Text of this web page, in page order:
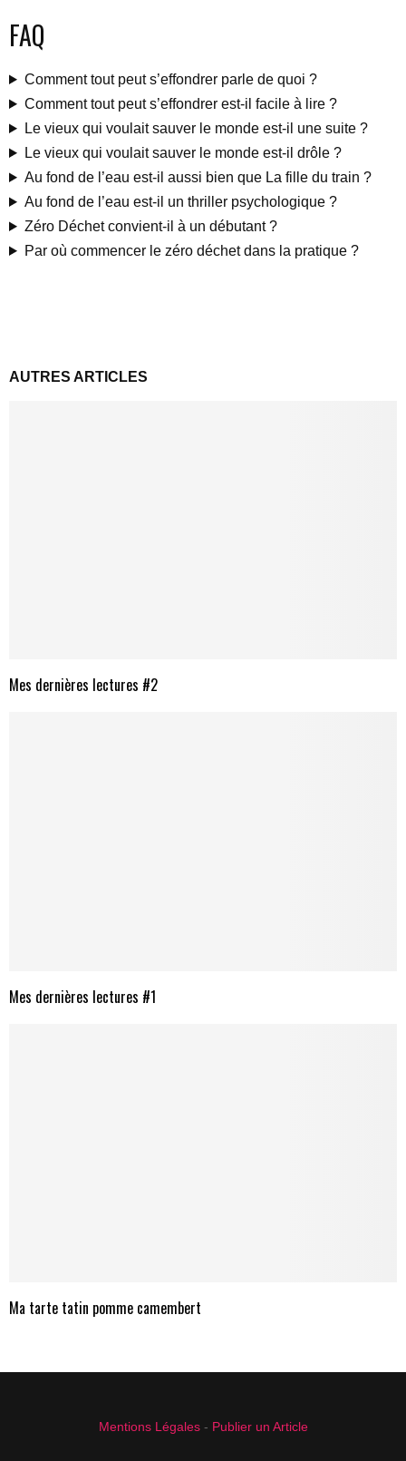
FAQ
Comment tout peut s’effondrer parle de quoi ?
Comment tout peut s’effondrer est-il facile à lire ?
Le vieux qui voulait sauver le monde est-il une suite ?
Le vieux qui voulait sauver le monde est-il drôle ?
Au fond de l’eau est-il aussi bien que La fille du train ?
Au fond de l’eau est-il un thriller psychologique ?
Zéro Déchet convient-il à un débutant ?
Par où commencer le zéro déchet dans la pratique ?
AUTRES ARTICLES
Mes dernières lectures #2
Mes dernières lectures #1
Ma tarte tatin pomme camembert
Mentions Légales- Publier un Article